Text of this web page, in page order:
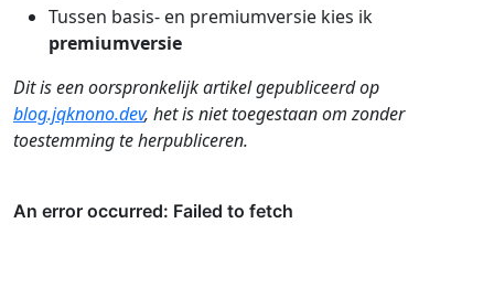
Tussen basis- en premiumversie kies ik
premiumversie
Dit is een oorspronkelijk artikel gepubliceerd op
blog.jqknono.dev, het is niet toegestaan om zonder
toestemming te herpubliceren.